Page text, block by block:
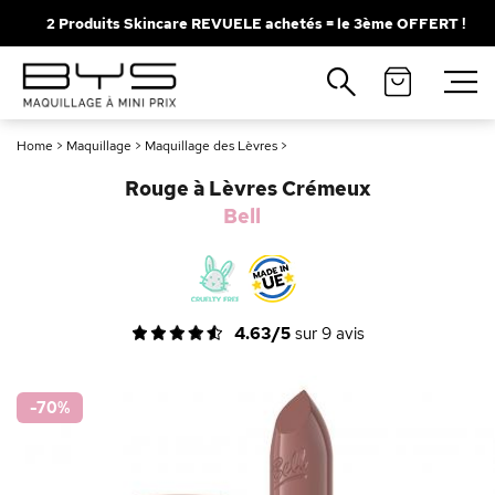
2 Produits Skincare REVUELE achetés = le 3ème OFFERT !
Home > Maquillage > Maquillage des Lèvres >
Rouge à Lèvres Crémeux
Bell
4.63/5sur 9avis
-70%
Fermer
Recherches populaires
Mascara